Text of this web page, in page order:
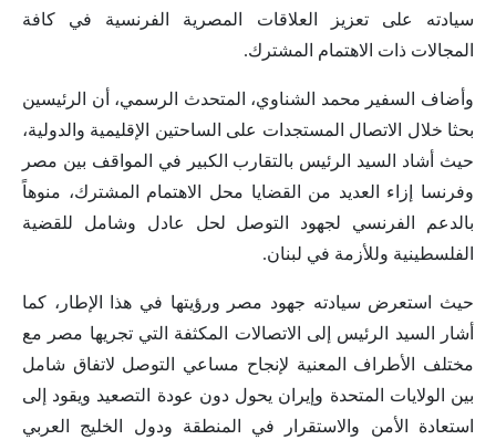
سيادته على تعزيز العلاقات المصرية الفرنسية في كافة
المجالات ذات الاهتمام المشترك.
وأضاف السفير محمد الشناوي، المتحدث الرسمي، أن الرئيسين
بحثا خلال الاتصال المستجدات على الساحتين الإقليمية والدولية،
حيث أشاد السيد الرئيس بالتقارب الكبير في المواقف بين مصر
وفرنسا إزاء العديد من القضايا محل الاهتمام المشترك، منوهاً
بالدعم الفرنسي لجهود التوصل لحل عادل وشامل للقضية
الفلسطينية وللأزمة في لبنان.
حيث استعرض سيادته جهود مصر ورؤيتها في هذا الإطار، كما
أشار السيد الرئيس إلى الاتصالات المكثفة التي تجريها مصر مع
مختلف الأطراف المعنية لإنجاح مساعي التوصل لاتفاق شامل
بين الولايات المتحدة وإيران يحول دون عودة التصعيد ويقود إلى
استعادة الأمن والاستقرار في المنطقة ودول الخليج العربي